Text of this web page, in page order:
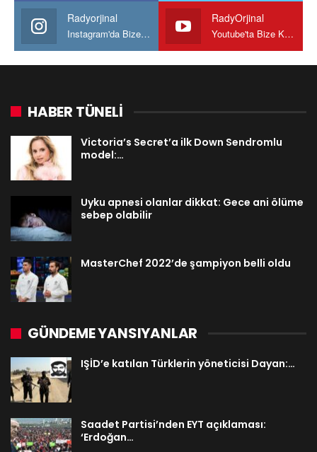
Radyorjinal
Instagram'da Bize katılın
RadyOrjinal
Youtube'ta Bize Katılın
HABER TÜNELİ
Victoria’s Secret’a ilk Down Sendromlu
model:…
Uyku apnesi olanlar dikkat: Gece ani ölüme
sebep olabilir
MasterChef 2022’de şampiyon belli oldu
GÜNDEME YANSIYANLAR
IŞİD’e katılan Türklerin yöneticisi Dayan:…
Saadet Partisi’nden EYT açıklaması:
‘Erdoğan…